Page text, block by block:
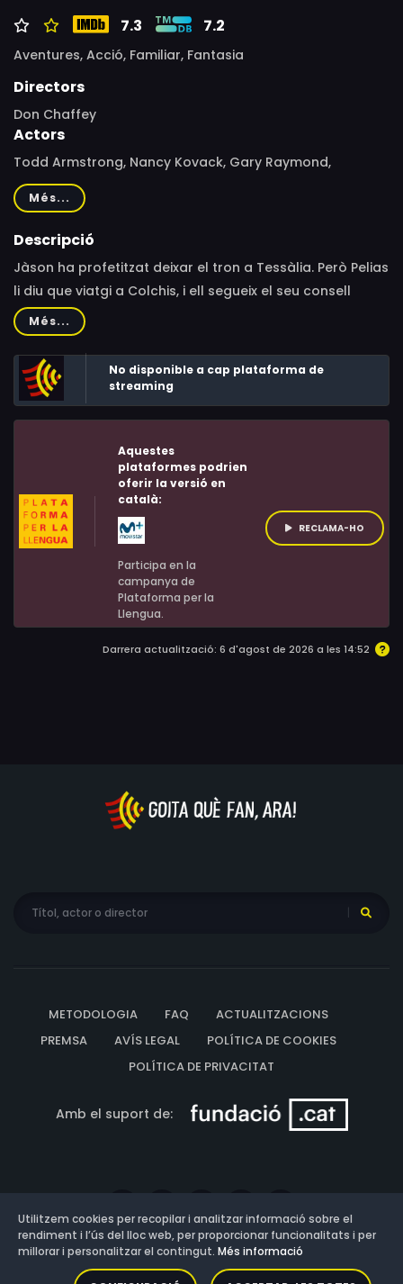
7.3 7.2
Aventures, Acció, Familiar, Fantasia
Directors
Don Chaffey
Actors
Todd Armstrong, Nancy Kovack, Gary Raymond,
Laurence Naismith, Niall MacGinnis, Michael Gwynn,
Douglas Wilmer, Jack Gwillim, Honor Blackman, John
Cairney, Patrick Troughton, Andrew Faulds, Nigel Green,
Bradley, Aldo Cristiani, Eva Haddon, Doug Robinson,
Davina Taylor, Tim Turner
Més...
Descripció
Jàson ha profetitzat deixar el tron a Tessàlia. Però Pelias
li diu que viatgi a Colchis, i ell segueix el seu consell
navegant durant molts dies amb els Argonautes fins a
Grècia. Però en el viatge s'enfrontarà amb gegants de
bronze i tota sèrie de monstres, encara que ells tenien la
protecció d'Hera, reina dels déus.
Més...
No disponible a cap plataforma de
streaming
Aquestes
plataformes podrien
oferir la versió en
català:
Participa en la
campanya de
Plataforma per la
Llengua.
RECLAMA-HO
Darrera actualització: 6 d'agost de 2026 a les 14:52
METODOLOGIA FAQ
ACTUALITZACIONS
PREMSA
AVÍS LEGAL
POLÍTICA DE COOKIES
POLÍTICA DE PRIVACITAT
Amb el suport de:
Versió: 3.13.0.202607011342
Utilitzem cookies per recopilar i analitzar informació sobre el
rendiment i l’ús del lloc web, per proporcionar funcionalitats i per
millorar i personalitzar el contingut. Més informació